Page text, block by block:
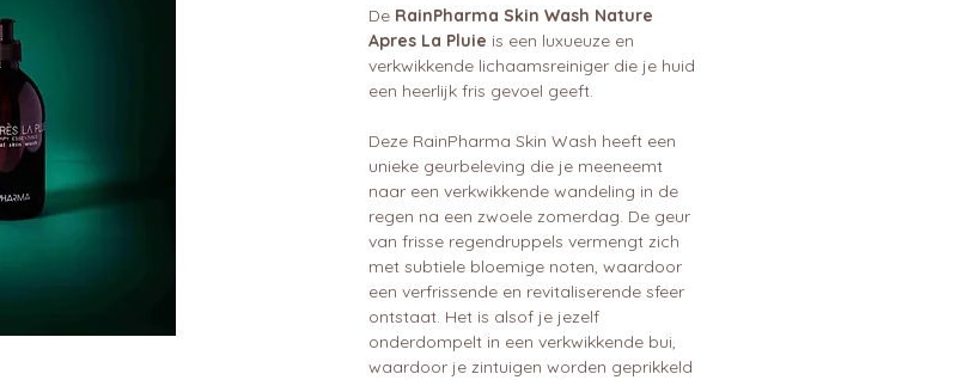
De RainPharma Skin Wash Nature
Apres La Pluie is een luxueuze en
verkwikkende lichaamsreiniger die je huid
een heerlijk fris gevoel geeft.
Deze RainPharma Skin Wash heeft een
unieke geurbeleving die je meeneemt
naar een verkwikkende wandeling in de
regen na een zwoele zomerdag. De geur
van frisse regendruppels vermengt zich
met subtiele bloemige noten, waardoor
een verfrissende en revitaliserende sfeer
ontstaat. Het is alsof je jezelf
onderdompelt in een verkwikkende bui,
waardoor je zintuigen worden geprikkeld